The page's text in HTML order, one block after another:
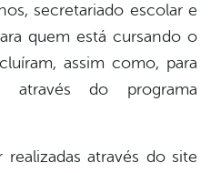
secretariado escolar e
quem está cursando o
assim como, para
através do programa
através do site